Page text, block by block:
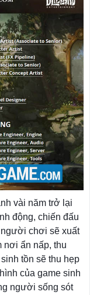
vài năm trở lại
động, chiến đấu
chơi sẽ xuất
nơi ẩn nấp, thu
tồn sẽ thu hẹp
của game sinh
người sống sót